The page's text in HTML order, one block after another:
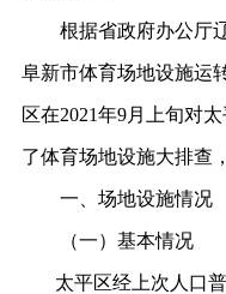
根据省政府办公厅辽
阜新市体育场地设施运
区在2021年9月上旬对
了体育场地设施大排查
一、场地设施情况
（一）基本情况
太平区经上次人口